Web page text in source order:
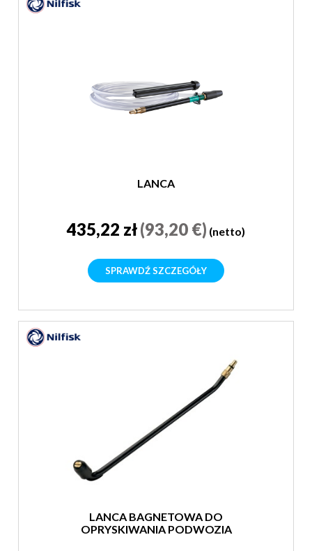
LANCA
435,22 zł(93,20 €) (netto)
SPRAWDŹ SZCZEGÓŁY
LANCA BAGNETOWA DO
OPRYSKIWANIA PODWOZIA